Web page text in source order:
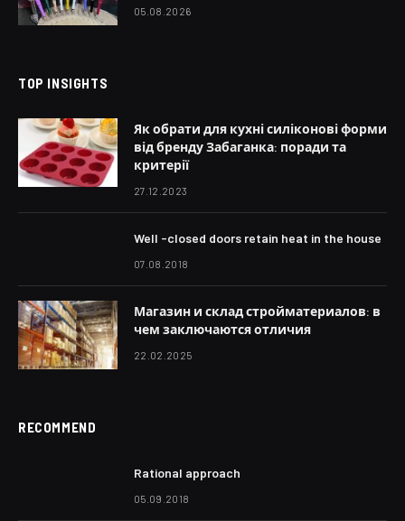
05.08.2026
TOP INSIGHTS
Як обрати для кухні силіконові форми
від бренду Забаганка: поради та
критерії
27.12.2023
Well -closed doors retain heat in the house
07.08.2018
Магазин и склад стройматериалов: в
чем заключаются отличия
22.02.2025
RECOMMEND
Rational approach
05.09.2018